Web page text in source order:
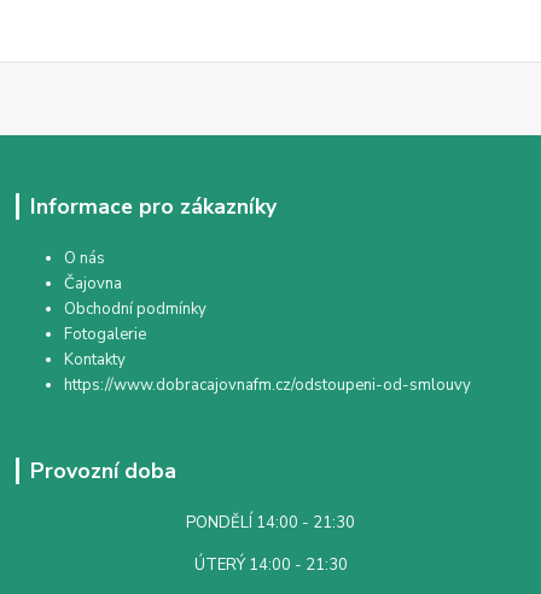
Informace pro zákazníky
O nás
Čajovna
Obchodní podmínky
Fotogalerie
Kontakty
https://www.dobracajovnafm.cz/odstoupeni-od-smlouvy
Provozní doba
PONDĚLÍ 14:00 - 21:30
ÚTERÝ 14:00 - 21:30